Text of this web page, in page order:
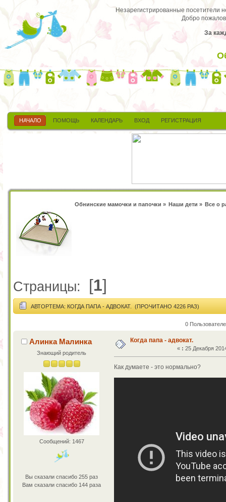
Незарегистрированные посетители
Добро
За
НАЧАЛО ПОМОЩЬ КАЛЕНДАРЬ ВХОД РЕГИСТРАЦИЯ
Обнинские мамочки и папочки » Наши дети » Все о
Страницы: [1]
АВТОРТЕМА: КОГДА ПАПА - АДВОКАТ. (ПРОЧИТАНО 4226 РАЗ)
0
Алинка Малинка
Знающий родитель
Сообщений: 1467
Вы сказали спасибо 255 раз
Вам сказали спасибо 144 раза
Когда папа - адвокат.
« : 25 Декабря
Как думаете - это нормально?